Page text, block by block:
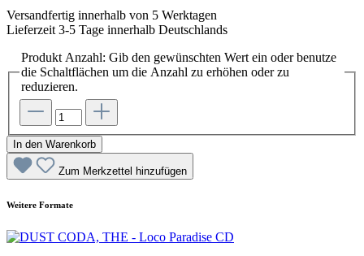
Versandfertig innerhalb von 5 Werktagen
Lieferzeit 3-5 Tage innerhalb Deutschlands
Produkt Anzahl: Gib den gewünschten Wert ein oder benutze
die Schaltflächen um die Anzahl zu erhöhen oder zu
reduzieren.
In den Warenkorb
Zum Merkzettel hinzufügen
Weitere Formate